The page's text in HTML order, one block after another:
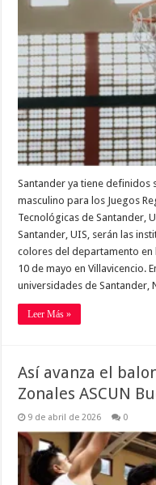
Santander ya tiene definidos
masculino para los Juegos
Tecnológicas de Santander,
Santander, UIS, serán las
colores del departamento
10 de mayo en Villavicencio.
universidades de Santander,
Leer Más »
Así avanza el
Zonales ASCUN
9 de abril de 2026 0